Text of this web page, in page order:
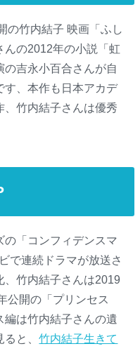
の竹内結子 映画「ふし
んの2012年の小説「虹
吉永小百合さんが自
す、本作も日本アカデ
、竹内結子さんは優秀
の「コンフィデンスマ
で連続ドラマが放送さ
、竹内結子さんは2019
公開の「プリンセス
編は竹内結子さんの遺
ると、竹内結子生きて